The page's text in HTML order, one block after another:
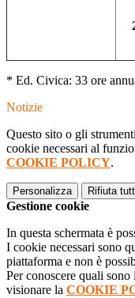
* Ed. Civica: 33 ore
Notizie
Questo sito o gli
cookie necessari al
COOKIE POLICY.
Personalizza Rifiuta
Gestione cookie
In questa schermata è
I cookie necessari sono
piattaforma e non è
Per conoscere quali
visionare la COOKIE